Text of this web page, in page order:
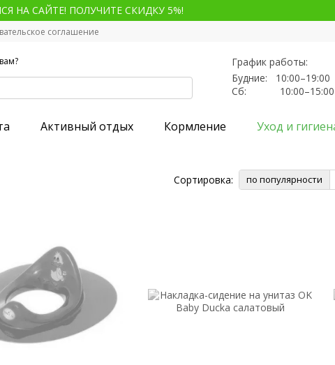
НА САЙТЕ! ПОЛУЧИТЕ СКИДКУ 5%!
соглашение
График работы:
Будние: 10:00–19:00
Сб: 10:00–15:00
Активный отдых Кормление Уход и
Сортировка: по популярности